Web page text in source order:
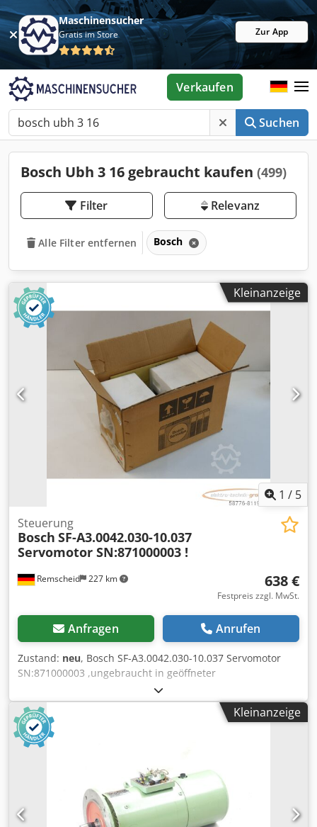
Maschinensucher
Gratis im Store Zur App
Suchen
Verkaufen
Bosch Ubh 3 16 gebraucht kaufen (499)
Filter Relevanz
Alle Filter entfernen Bosch
Kleinanzeige
1 / 5
Remscheid 227 km
Steuerung
Bosch SF-A3.0042.030-10.037
Servomotor SN:871000003 !
638 €
Festpreis zzgl. MwSt.
Anfragen Anrufen
Zustand: neu, Bosch SF-A3.0042.030-10.037 Servomotor
SN:871000003 ,ungebraucht in geöffneter
Originalverpackung, 100% funktionsfähig, Lieferumfang
gem. Fotos Dkodpfxji D Hgbs Ag Rer
Kleinanzeige